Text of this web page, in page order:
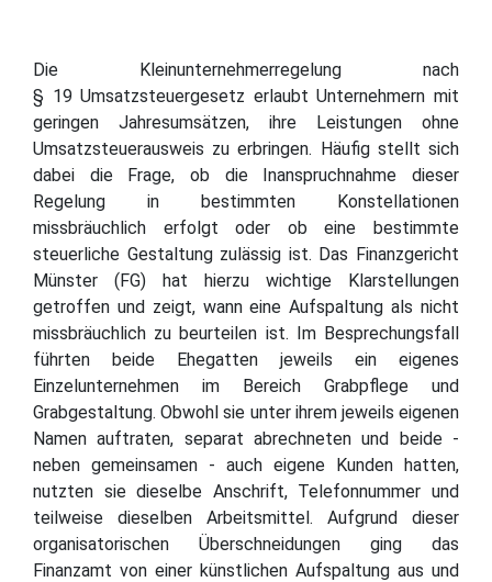
Die Kleinunternehmerregelung nach
§ 19 Umsatzsteuergesetz erlaubt Unternehmern mit
geringen Jahresumsätzen, ihre Leistungen ohne
Umsatzsteuerausweis zu erbringen. Häufig stellt sich
dabei die Frage, ob die Inanspruchnahme dieser
Regelung in bestimmten Konstellationen
missbräuchlich erfolgt oder ob eine bestimmte
steuerliche Gestaltung zulässig ist. Das Finanzgericht
Münster (FG) hat hierzu wichtige Klarstellungen
getroffen und zeigt, wann eine Aufspaltung als nicht
missbräuchlich zu beurteilen ist. Im Besprechungsfall
führten beide Ehegatten jeweils ein eigenes
Einzelunternehmen im Bereich Grabpflege und
Grabgestaltung. Obwohl sie unter ihrem jeweils eigenen
Namen auftraten, separat abrechneten und beide -
neben gemeinsamen - auch eigene Kunden hatten,
nutzten sie dieselbe Anschrift, Telefonnummer und
teilweise dieselben Arbeitsmittel. Aufgrund dieser
organisatorischen Überschneidungen ging das
Finanzamt von einer künstlichen Aufspaltung aus und